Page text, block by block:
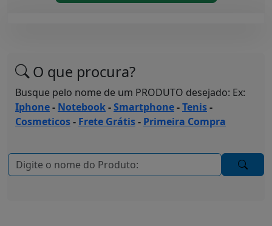
O que procura?
Busque pelo nome de um PRODUTO desejado: Ex:
Iphone- Notebook-Smartphone-Tenis-
Cosmeticos- Frete Grátis- Primeira Compra